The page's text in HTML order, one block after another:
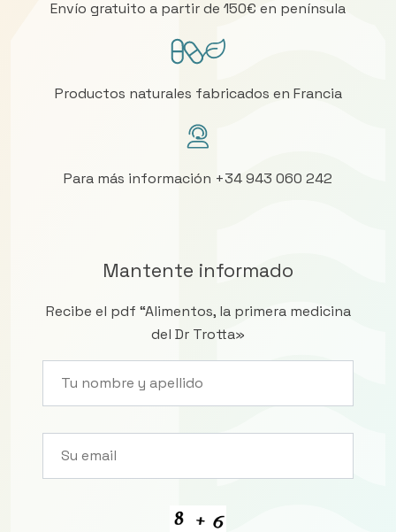
Envío gratuito a partir de 150€ en península
Productos naturales fabricados en Francia
Para más información +34 943 060 242
Mantente informado
Recibe el pdf “Alimentos, la primera medicina
del Dr Trotta»